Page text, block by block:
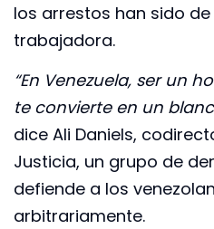
los arrestos han sido
trabajadora.
“En Venezuela, ser un
te convierte en un
dice Ali Daniels,
Justicia, un grupo de
defiende a los
arbitrariamente.